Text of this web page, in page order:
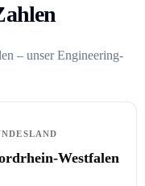
– unser Engineering-
Westfalen